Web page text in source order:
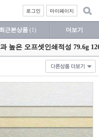
마이페이지
로그인
최근본상품 (1) 더보기
높은 오프셋인쇄적성 79.6g